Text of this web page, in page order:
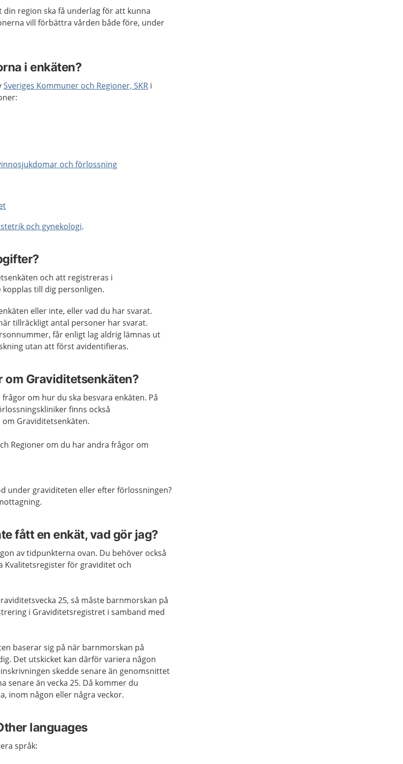
region ska få underlag för att kunna
vill förbättra vården både före, under
i enkäten?
Sveriges Kommuner och Regioner, SKR i
och förlossning
och gynekologi.
och att registreras i
till dig personligen.
eller inte, eller vad du har svarat.
tillräckligt antal personer har svarat.
får enligt lag aldrig lämnas ut
utan att först avidentifieras.
om Graviditetsenkäten?
om hur du ska besvara enkäten. På
finns också
Graviditetsenkäten.
Regioner om du har andra frågor om
under graviditeten eller efter förlossningen?
fått en enkät, vad gör jag?
av tidpunkterna ovan. Du behöver också
Kvalitetsregister för graviditet och
25, så måste barnmorskan på
i Graviditetsregistret i samband med
baserar sig på när barnmorskan på
Det utskicket kan därför variera någon
skedde senare än genomsnittet
senare än vecka 25. Då kommer du
inom någon eller några veckor.
languages
språk: